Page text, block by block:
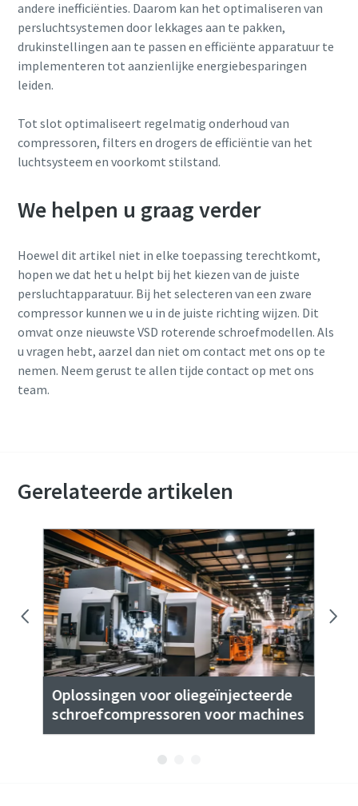
andere inefficiënties. Daarom kan het optimaliseren van
persluchtsystemen door lekkages aan te pakken,
drukinstellingen aan te passen en efficiënte apparatuur te
implementeren tot aanzienlijke energiebesparingen
leiden.
Tot slot optimaliseert regelmatig onderhoud van
compressoren, filters en drogers de efficiëntie van het
luchtsysteem en voorkomt stilstand.
We helpen u graag verder
Hoewel dit artikel niet in elke toepassing terechtkomt,
hopen we dat het u helpt bij het kiezen van de juiste
persluchtapparatuur. Bij het selecteren van een zware
compressor kunnen we u in de juiste richting wijzen. Dit
omvat onze nieuwste VSD roterende schroefmodellen. Als
u vragen hebt, aarzel dan niet om contact met ons op te
nemen. Neem gerust te allen tijde contact op met ons
team.
Gerelateerde artikelen
Oplossingen voor oliegeïnjecteerde
schroefcompressoren voor machines